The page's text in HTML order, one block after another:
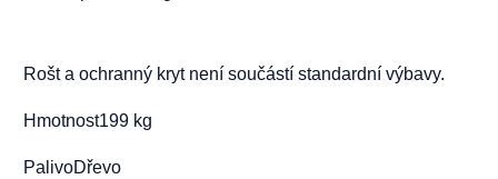
Rošt a ochranný kryt není součástí standardní výbavy.
Hmotnost199 kg
PalivoDřevo